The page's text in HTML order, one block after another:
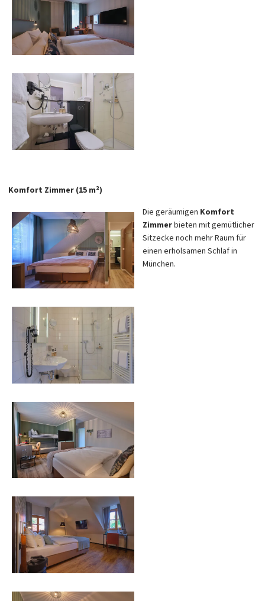
Komfort Zimmer (15 m²)
Die geräumigen Komfort
Zimmerbieten mit gemütlicher
Sitzecke noch mehr Raum für
einen erholsamen Schlaf in
München.